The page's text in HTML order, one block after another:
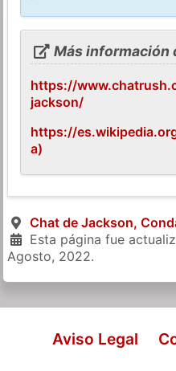
Más información
https://
jackson/
https://
a)
Chat de Jackson,
Esta página fue
Agosto, 2022.
Aviso Legal